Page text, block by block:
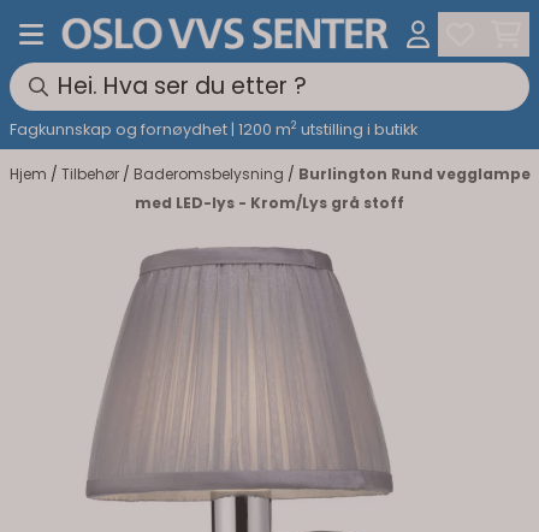
Hopp til innhold
Fagkunnskap og fornøydhet | 1200 m2 utstilling i butikk
Hjem / Tilbehør / Baderomsbelysning / Burlington Rund vegglampe
med LED-lys - Krom/Lys grå stoff